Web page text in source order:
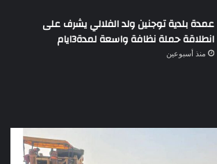
عمدة بلدية توجنين ولد الفلالي يشرف على
انطلاقة حملة نظافة واسعة لمدة3ايام
منذ أسبوعين